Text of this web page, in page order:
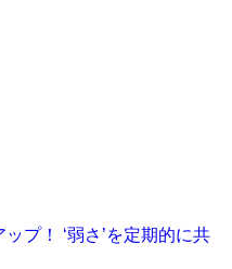
プ！ ‘弱さ’を定期的に共